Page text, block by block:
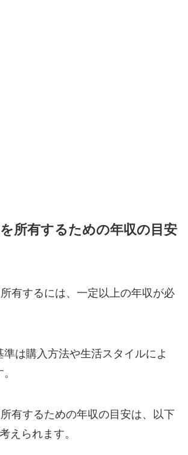
所有するための年収の目安
有するには、一定以上の年収が必
準は購入方法や生活スタイルによ
有するための年収の目安は、以下
えられます。